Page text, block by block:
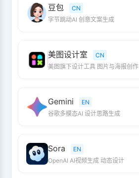
豆包
CN
字节跳动AI 创意文案生成
美图设计室
CN
美图旗下设计工具 图片与海报创作
Gemini
EN
谷歌多模态AI 设计思路生成
Sora
EN
OpenAI AI视频生成 动态设计